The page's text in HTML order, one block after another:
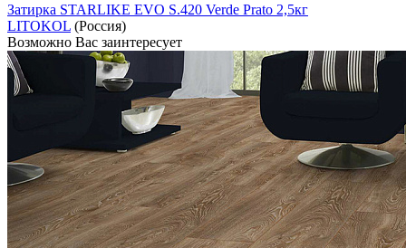
Затирка STARLIKE EVO S.420 Verde Prato 2,5кг
LITOKOL (Россия)
Возможно Вас заинтересует